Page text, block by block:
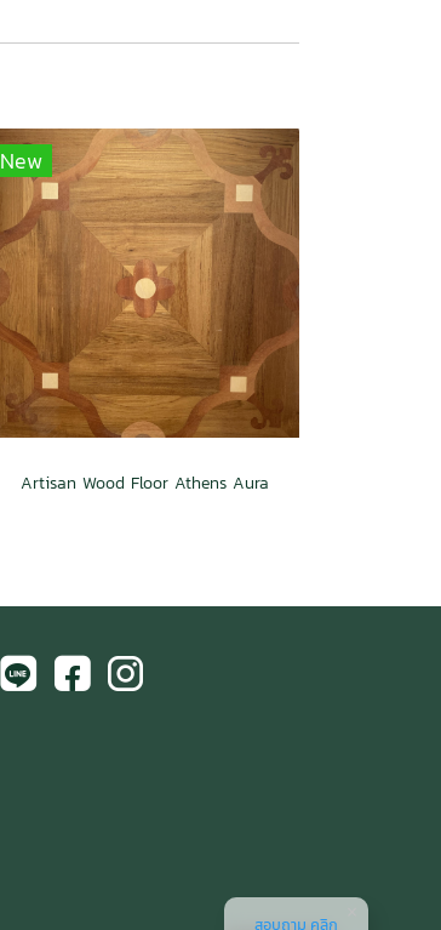
New
Artisan Wood Floor Athens Aura
สอบถาม คลิก